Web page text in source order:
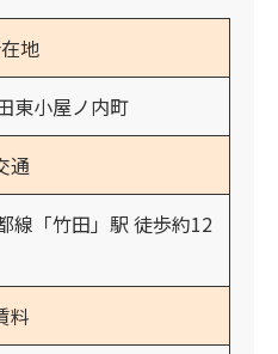
地
東小屋ノ内町
通
線「竹田」駅 徒歩約12
料